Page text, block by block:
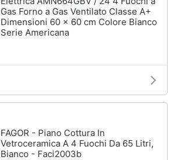
Gas Forno a Gas Ventilato Classe A+
Dimensioni 60 x 60 cm Colore Bianco
Serie Americana
FAGOR - Piano Cottura In
Vetroceramica A 4 Fuochi Da 65 Litri,
Bianco - Faci2003b